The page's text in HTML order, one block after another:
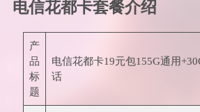
电信花都卡套餐介绍
产
品
标
题
电信花都卡19元包155G通用
话